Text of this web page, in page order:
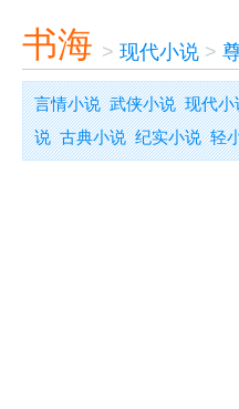
书海 > 现代小说 >
言情小说 武侠小说 现代小
说 古典小说 纪实小说 轻